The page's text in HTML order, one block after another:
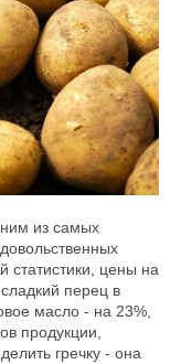
из самых
цены на
перец в
масло - на 23%,
продукции,
гречку - она